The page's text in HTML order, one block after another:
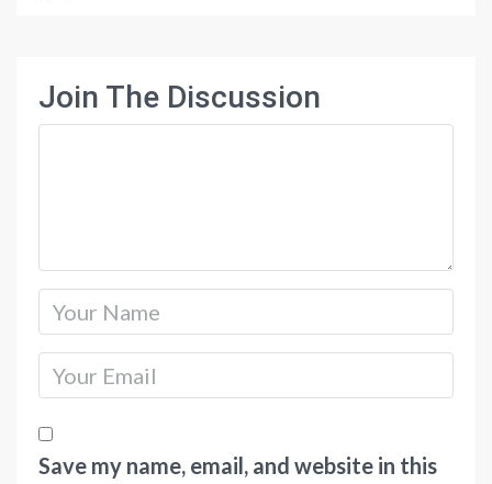
Join The Discussion
Save my name, email, and website in this